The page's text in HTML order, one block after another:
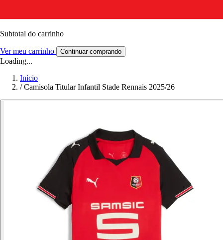
Subtotal do carrinho
Ver meu carrinho Continuar comprando
Loading...
Início
/ Camisola Titular Infantil Stade Rennais 2025/26